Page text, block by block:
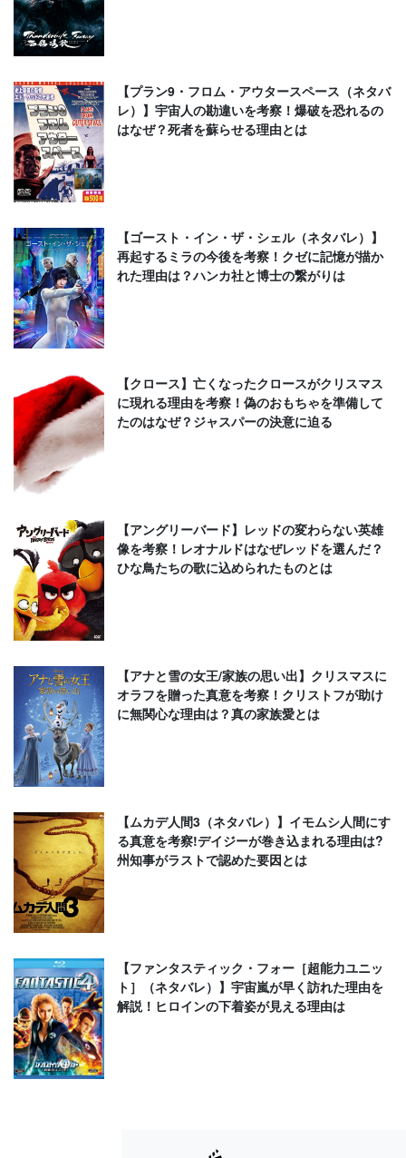
【プラン9・フロム・アウタースペース（ネタバ
レ）】宇宙人の勘違いを考察！爆破を恐れるの
はなぜ？死者を蘇らせる理由とは
【ゴースト・イン・ザ・シェル（ネタバレ）】
再起するミラの今後を考察！クゼに記憶が描か
れた理由は？ハンカ社と博士の繋がりは
【クロース】亡くなったクロースがクリスマス
に現れる理由を考察！偽のおもちゃを準備して
たのはなぜ？ジャスパーの決意に迫る
【アングリーバード】レッドの変わらない英雄
像を考察！レオナルドはなぜレッドを選んだ？
ひな鳥たちの歌に込められたものとは
【アナと雪の女王/家族の思い出】クリスマスに
オラフを贈った真意を考察！クリストフが助け
に無関心な理由は？真の家族愛とは
【ムカデ人間3（ネタバレ）】イモムシ人間にす
る真意を考察!デイジーが巻き込まれる理由は?
州知事がラストで認めた要因とは
【ファンタスティック・フォー［超能力ユニッ
ト］（ネタバレ）】宇宙嵐が早く訪れた理由を
解説！ヒロインの下着姿が見える理由は